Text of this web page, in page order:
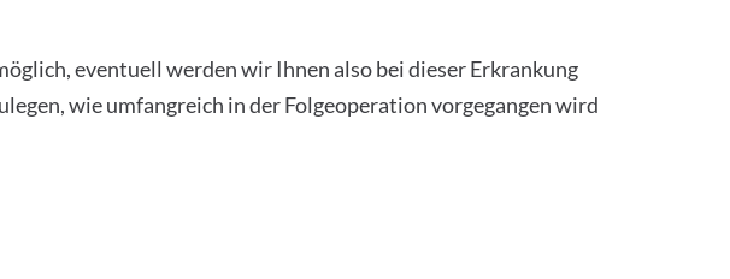
eventuell werden wir Ihnen also bei dieser Erkrankung
wie umfangreich in der Folgeoperation vorgegangen wird